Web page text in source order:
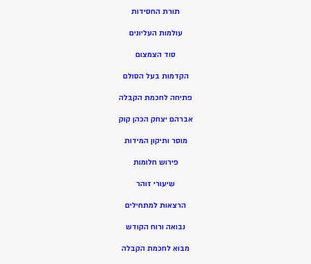
תורת החסידות
עולמות העליונים
סוד הצמצום
הקדמות בעל הסולם
פתיחה לחכמת הקבלה
אברהם יצחק הכהן קוק
מוסר ותיקון המידות
פירוש חלומות
שיעורי זוהר
הרצאות למתחילים
נבואה ורוח הקודש
מבוא לחכמת הקבלה